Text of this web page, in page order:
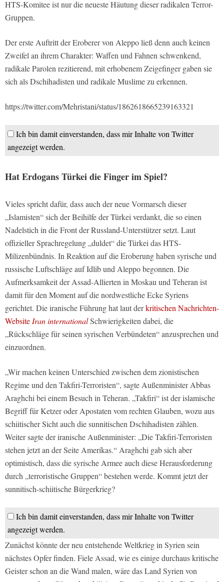
HTS-Komitee ist nur die neueste Häutung dieser radikalen Terror-
Gruppen.
Der erste Auftritt der Eroberer von Aleppo ließ denn auch keinen
Zweifel an ihrem Charakter: Waffen und Fahnen schwenkend,
radikale Parolen rezitierend, mit erhobenem Zeigefinger gaben sie
sich als Dschihadisten und radikale Muslime zu erkennen.
https://twitter.com/Mehristani/status/1862618665239163321
Ich bin damit einverstanden, dass mir Inhalte von Twitter
angezeigt werden.
Hat Erdogans Türkei die Finger im Spiel?
Vieles spricht dafür, dass auch der neue Vormarsch dieser
„Islamisten“ sich der Beihilfe der Türkei verdankt, die so einen
Nadelstich in die Front der Russland-Unterstützer setzt. Laut
offizieller Sprachregelung „duldet“ die Türkei das HTS-
Milizenbündnis. In Reaktion auf die Eroberung haben syrische und
russische Luftschläge auf Idlib und Aleppo begonnen. Die
Aufmerksamkeit der Assad-Allierten in Moskau und Teheran ist
damit für den Moment auf die nordwestliche Ecke Syriens
gerichtet. Die iranische Führung hat laut derkritischen Nachrichten-
WebsiteIran internationalSchwierigkeiten dabei, die
„Rückschläge für seinen syrischen Verbündeten“ anzusprechen und
einzuordnen.
„Wir machen keinen Unterschied zwischen dem zionistischen
Regime und den Takfiri-Terroristen“, sagte Außenminister Abbas
Araghchi bei einem Besuch in Teheran. „Takfiri“ ist der islamische
Begriff für Ketzer oder Apostaten vom rechten Glauben, wozu aus
schiitischer Sicht auch die sunnitischen Dschihadisten zählen.
Weiter sagte der iranische Außenminister: „Die Takfiri-Terroristen
stehen jetzt an der Seite Amerikas.“ Araghchi gab sich aber
optimistisch, dass die syrische Armee auch diese Herausforderung
durch „terroristische Gruppen“ bestehen werde. Kommt jetzt der
sunnitisch-schiitische Bürgerkrieg?
Ich bin damit einverstanden, dass mir Inhalte von Twitter
angezeigt werden.
Zunächst könnte der neu entstehende Weltkrieg in Syrien sein
nächstes Opfer finden. Fiele Assad, wie es einige durchaus kritische
Geister schon an die Wand malen, wäre das Land Syrien von